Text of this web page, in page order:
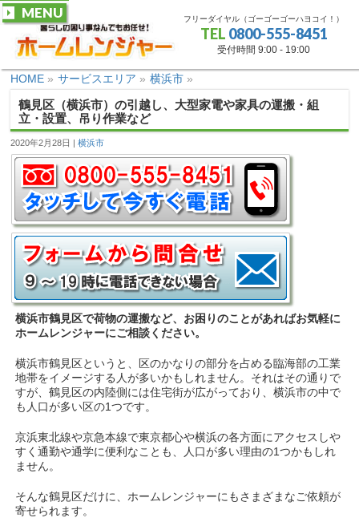
フリーダイヤル（ゴーゴーゴーハヨコイ！）
TEL 0800-555-8451
受付時間 9:00 - 19:00
MENU
HOME » サービスエリア » 横浜市 »
鶴見区（横浜市）の引越し、大型家電や家具の運搬・組
立・設置、吊り作業など
2020年2月28日 横浜市
横浜市鶴見区で荷物の運搬など、お困りのことがあればお気軽に
ホームレンジャーにご相談ください。
横浜市鶴見区というと、区のかなりの部分を占める臨海部の工業
地帯をイメージする人が多いかもしれません。それはその通りで
すが、鶴見区の内陸側には住宅街が広がっており、横浜市の中で
も人口が多い区の1つです。
京浜東北線や京急本線で東京都心や横浜の各方面にアクセスしや
すく通勤や通学に便利なことも、人口が多い理由の1つかもしれ
ません。
そんな鶴見区だけに、ホームレンジャーにもさまざまなご依頼が
寄せられます。